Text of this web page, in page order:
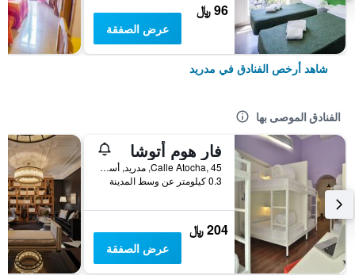
96 ﷼
عرض الصفقة
شاهد أرخص الفنادق في مدريد
الفنادق الموصى بها
فار هوم أتوشا
Calle Atocha, 45, مدريد, أسبانيا
0.3 كيلومتر عن وسط المدينة
204 ﷼
عرض الصفقة